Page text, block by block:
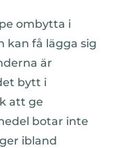
ombytta i
kan få lägga sig
är
bytt i
att ge
botar inte
ibland